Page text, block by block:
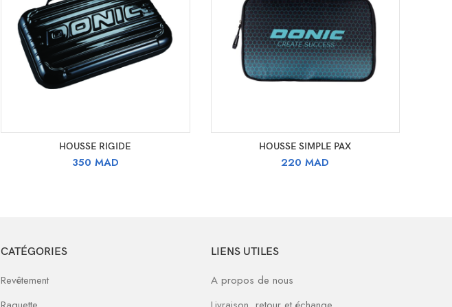
CHOIX DES OPTIONS
HOUSSE RIGIDE
350 MAD
AJOUTER AU PANIER
HOUSSE SIMPLE PAX
220MAD
CATÉGORIES
Revêtement
LIENS UTILES
A propos de nous